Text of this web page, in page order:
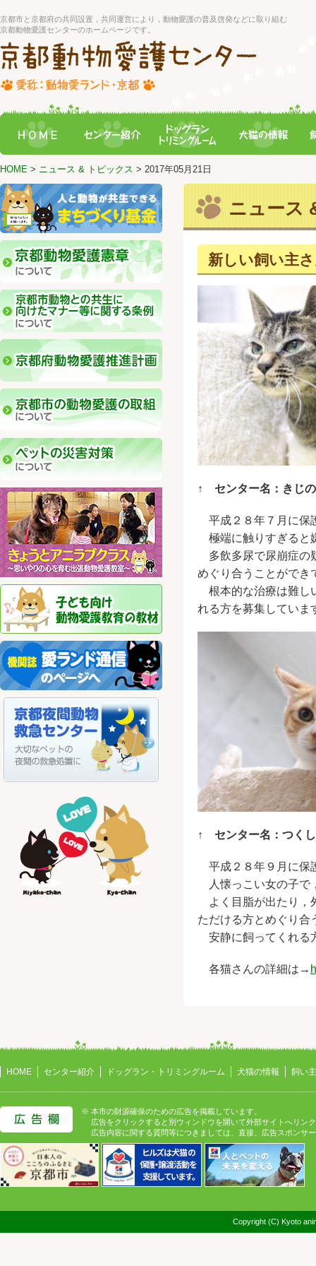
京都市と京都府の共同設置，共同運営により，動物愛護の普及啓発などに取り組む
京都動物愛護センターのホームページです。
HOME > ニュース & トピックス > 2017年05月21日
ニュース
新しい飼い主
↑ センター名：きじ
平成２８年７月に保
極端に触りすぎると
多飲多尿で尿崩症の
めぐり合うことができ
根本的な治療は難し
れる方を募集していま
↑ センター名：つくし
平成２８年９月に保
人懐っこい女の子で
よく目脂が出たり，
ただける方とめぐり合
安静に飼ってくれる
各猫さんの詳細は→
HOME センター紹介 ドッグラン・トリミングルーム 犬猫の情報 飼い
※ 本市の財源確保のための広告を掲載しています。
広告をクリックすると別ウィンドウを開いて外部サイトへリン
広告内容に関する質問等につきましては、直接、広告スポンサ
Copyright (C) Kyoto